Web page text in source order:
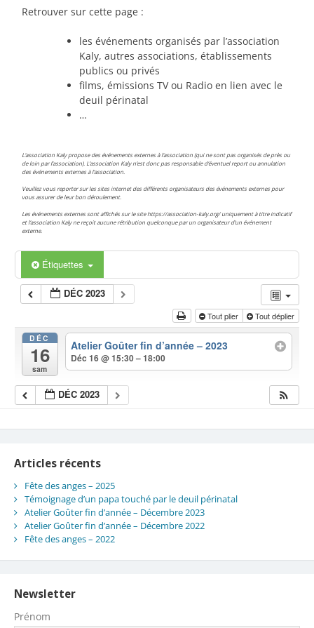
Retrouver sur cette page :
les événements organisés par l’association
Kaly, autres associations, établissements
publics ou privés
films, émissions TV ou Radio en lien avec le
deuil périnatal
…
L’association Kaly propose des événements externes à l’association (qui ne sont pas organisés de près ou
de loin par l’association). L’association Kaly n’est donc pas responsable d’éventuel report ou annulation
des événements externes à l’association.
Veuillez vous reporter sur les sites internet des différents organisateurs des événements externes pour
vous assurer de leur bon déroulement.
Les événements externes sont affichés sur le site https://association-kaly.org/ uniquement à titre indicatif
et l’association Kaly ne reçoit aucune rétribution quelconque par un organisateur d’un événement
externe.
Étiquettes
DÉC 2023
Tout plier Tout déplier
DÉC
16
sam
Atelier Goûter fin d’année – 2023
Déc 16 @ 15:30 – 18:00
DÉC 2023
Articles récents
Fête des anges – 2025
Témoignage d’un papa touché par le deuil périnatal
Atelier Goûter fin d’année – Décembre 2023
Atelier Goûter fin d’année – Décembre 2022
Fête des anges – 2022
Newsletter
Prénom